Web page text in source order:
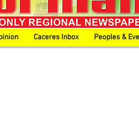
Caceres Inbox Peoples &